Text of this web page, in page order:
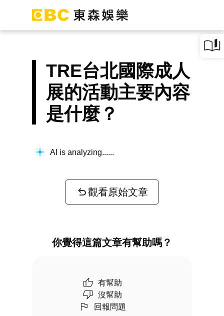
TRE台北國際成人
展的活動主要內容
是什麼？
AI is analyzing...
觀看原始文章
你覺得這篇文章有幫助嗎？
有幫助
沒幫助
回報問題